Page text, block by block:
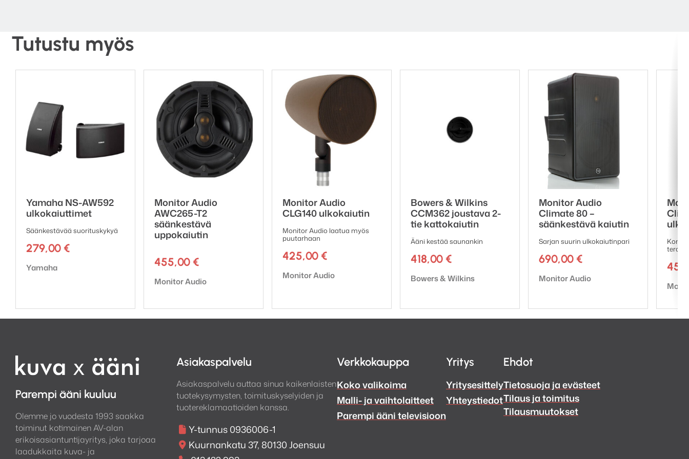
Tutustu myös
Yamaha NS-AW592
ulkokaiuttimet
Säänkestävää suorituskykyä
279,00 €
Tuotemerkki:
Yamaha
Monitor Audio
AWC265-T2
säänkestävä
uppokaiutin
455,00 €
Tuotemerkki:
Monitor Audio
Monitor Audio
CLG140 ulkokaiutin
Monitor Audio laatua myös
puutarhaan
425,00 €
Tuotemerkki:
Monitor Audio
Bowers & Wilkins
CCM362 joustava 2-
tie kattokaiutin
Ääni kestää saunankin
418,00 €
Tuotemerkki:
Bowers & Wilkins
Monitor Audio
Climate 80 –
säänkestävä kaiutin
Sarjan suurin ulkokaiutinpari
690,00 €
Tuotemerkki:
Monitor Audio
Parempi ääni kuuluu
Olemme jo vuodesta 1993 saakka
toiminut kotimainen AV-alan
erikoisasiantuntijayritys, joka tarjoaa
laadukkaita kuva- ja
Asiakaspalvelu
Asiakaspalvelu auttaa sinua kaikenlaisten
tuotekysymysten, toimituskyselyiden ja
tuotereklamaatioiden kanssa.
Y-tunnus 0936006-1
Kuurnankatu 37, 80130 Joensuu
Verkkokauppa
Koko valikoima
Malli- ja vaihtolaitteet
Parempi ääni televisioon
Yritys
Yritysesittely
Yhteystiedot
Ehdot
Tietosuoja ja evästeet
Tilaus ja toimitus
Tilausmuutokset